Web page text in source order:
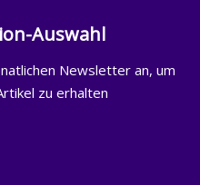
Auswahl
Newsletter an, um
zu erhalten